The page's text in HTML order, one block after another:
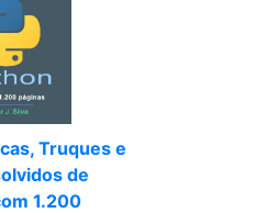
Truques e
de
1.200